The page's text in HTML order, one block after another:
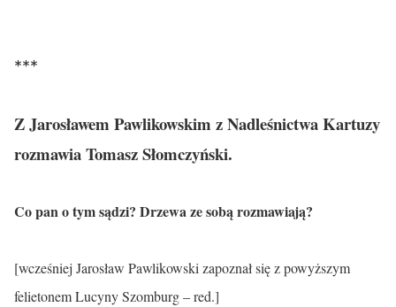
***
Z Jarosławem Pawlikowskim z Nadleśnictwa Kartuzy
rozmawia Tomasz Słomczyński.
Co pan o tym sądzi? Drzewa ze sobą rozmawiają?
[wcześniej Jarosław Pawlikowski zapoznał się z powyższym
felietonem Lucyny Szomburg – red.]